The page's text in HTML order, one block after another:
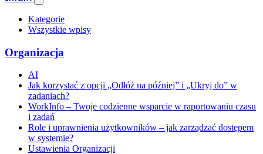
Kategorie
Wszystkie wpisy
Organizacja
AI
Jak korzystać z opcji „Odłóż na później” i „Ukryj do” w
zadaniach?
WorkInfo – Twoje codzienne wsparcie w raportowaniu czasu
i zadań
Role i uprawnienia użytkowników – jak zarządzać dostępem
w systemie?
Ustawienia Organizacji